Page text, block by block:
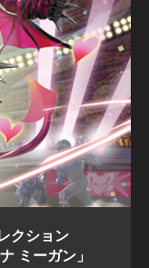
クション
ミーガン」